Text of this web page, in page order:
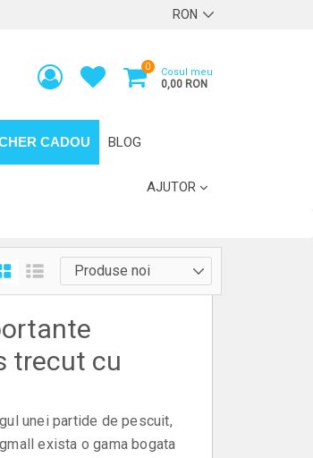
0 Cosul meu
0,00 RON
CADOU BLOG
AJUTOR
trecut cu
unei partide de pescuit,
exista o gama bogata